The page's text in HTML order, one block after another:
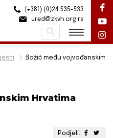
Božić među vojvođanskim
Hrvatima
Podjeli:
(+381) (0)24 535-533
ured@zkvh.org.rs
Pretraži